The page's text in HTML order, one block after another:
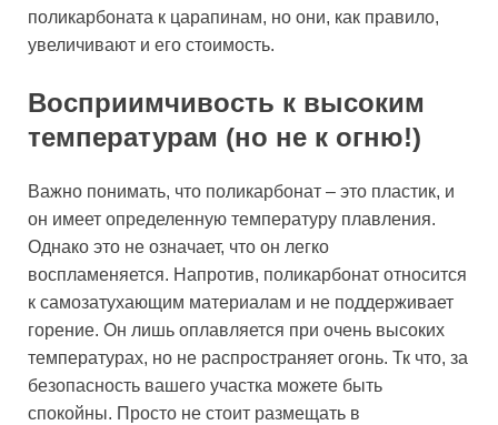
поликарбоната к царапинам, но они, как правило,
увеличивают и его стоимость.
Восприимчивость к высоким
температурам (но не к огню!)
Важно понимать, что поликарбонат – это пластик, и
он имеет определенную температуру плавления.
Однако это не означает, что он легко
воспламеняется. Напротив, поликарбонат относится
к самозатухающим материалам и не поддерживает
горение. Он лишь оплавляется при очень высоких
температурах, но не распространяет огонь. Тк что, за
безопасность вашего участка можете быть
спокойны. Просто не стоит размещать в